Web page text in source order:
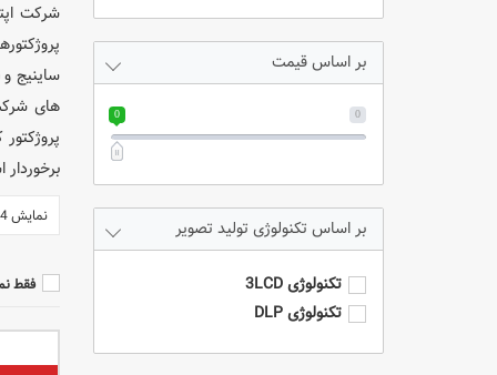
نمایش 24 محصول
فقط
بر اساس قیمت
0
0
تکنولوژی تولید تصویر
تکنولوژی 3LCD
تکنولوژی DLP